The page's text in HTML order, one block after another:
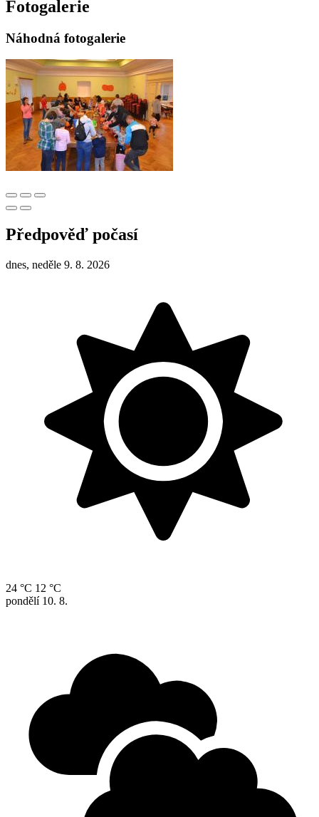
Fotogalerie
Náhodná fotogalerie
Předpověď počasí
dnes, neděle 9. 8. 2026
24 °C 12 °C
pondělí 10. 8.